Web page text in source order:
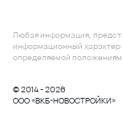
© 2014 - 2026
ООО «ВКБ-НОВОСТРОЙКИ»
Любая информация,
информационный характер
определяемой